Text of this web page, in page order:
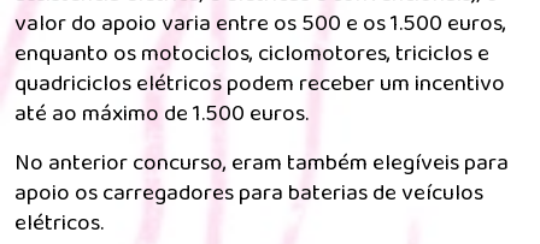
valor do apoio varia entre os 500 e os 1.500 euros,
enquanto os motociclos, ciclomotores, triciclos e
quadriciclos elétricos podem receber um incentivo
até ao máximo de 1.500 euros.
No anterior concurso, eram também elegíveis para
apoio os carregadores para baterias de veículos
elétricos.